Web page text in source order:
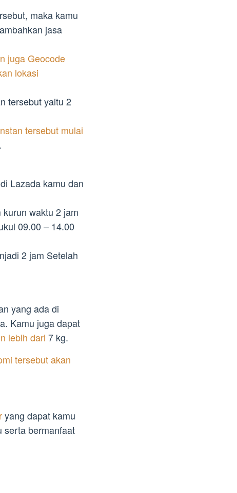
maka kamu
jasa
juga Geocode
lokasi
tersebut yaitu 2
tersebut mulai
Lazada kamu dan
waktu 2 jam
09.00 – 14.00
2 jam Setelah
yang ada di
Kamu juga dapat
lebih dari 7 kg.
tersebut akan
yang dapat kamu
serta bermanfaat